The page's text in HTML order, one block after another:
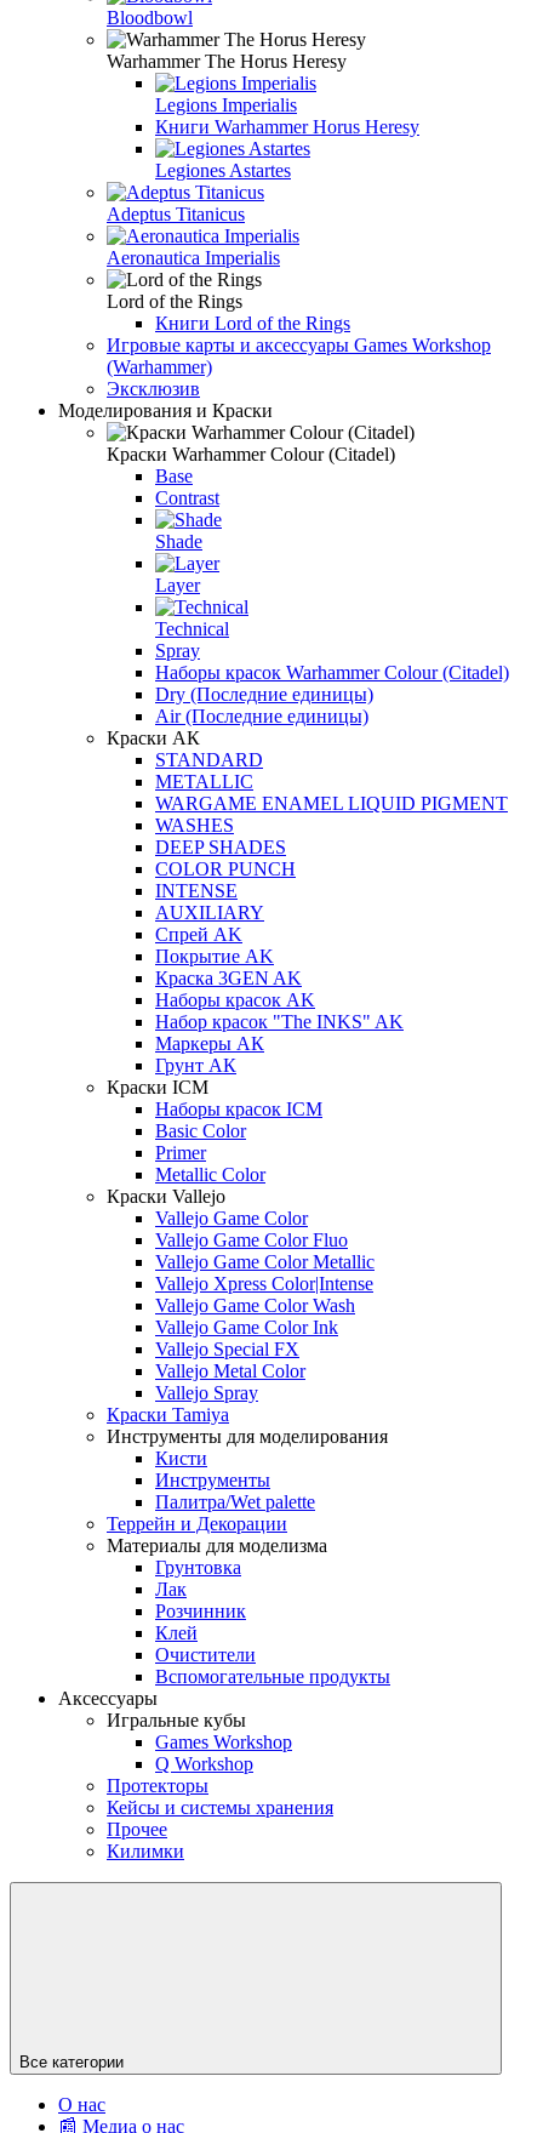
Bloodbowl
Warhammer The Horus Heresy
Legions Imperialis
Книги Warhammer Horus Heresy
Legiones Astartes
Adeptus Titanicus
Aeronautica Imperialis
Lord of the Rings
Книги Lord of the Rings
Игровые карты и аксессуары Games Workshop
(Warhammer)
Эксклюзив
Моделирования и Краски
Краски Warhammer Colour (Citadel)
Base
Contrast
Shade
Layer
Technical
Spray
Наборы красок Warhammer Colour (Citadel)
Dry (Последние единицы)
Air (Последние единицы)
Краски АК
STANDARD
METALLIC
WARGAME ENAMEL LIQUID PIGMENT
WASHES
DEEP SHADES
COLOR PUNCH
INTENSE
AUXILIARY
Спрей AK
Покрытие AK
Краска 3GEN AK
Наборы красок AK
Набор красок "The INKS" AK
Маркеры АК
Грунт АК
Краски ICM
Наборы красок ICM
Basic Color
Primer
Metallic Color
Краски Vallejo
Vallejo Game Color
Vallejo Game Color Fluo
Vallejo Game Color Metallic
Vallejo Xpress Color|Intense
Vallejo Game Color Wash
Vallejo Game Color Ink
Vallejo Special FX
Vallejo Metal Color
Vallejo Spray
Краски Tamiya
Инструменты для моделирования
Кисти
Инструменты
Палитра/Wet palette
Террейн и Декорации
Материалы для моделизма
Грунтовка
Лак
Розчинник
Клей
Очистители
Вспомогательные продукты
Аксессуары
Игральные кубы
Games Workshop
Q Workshop
Протекторы
Кейсы и системы хранения
Прочее
Килимки
Все категории
О нас
📰 Медиа о нас